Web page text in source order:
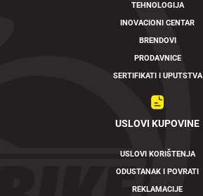
TEHNOLOGIJA
INOVACIONI CENTAR
BRENDOVI
PRODAVNICE
SERTIFIKATI I UPUTSTVA
USLOVI KUPOVINE
USLOVI KORIŠTENJA
ODUSTANAK I POVRATI
REKLAMACIJE